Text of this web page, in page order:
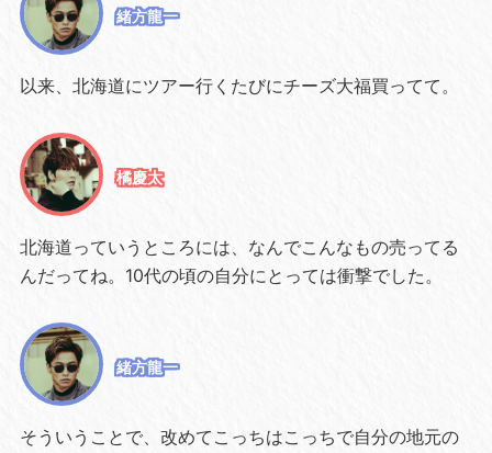
緒方龍一
以来、北海道にツアー行くたびにチーズ大福買ってて。
橘慶太
北海道っていうところには、なんでこんなもの売ってる
んだってね。10代の頃の自分にとっては衝撃でした。
緒方龍一
そういうことで、改めてこっちはこっちで自分の地元の